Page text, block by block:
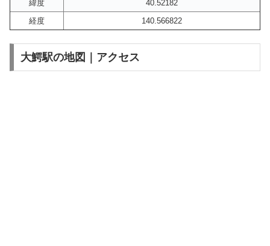
緯度
40.52182
経度
140.566822
大鰐駅の地図｜アクセス